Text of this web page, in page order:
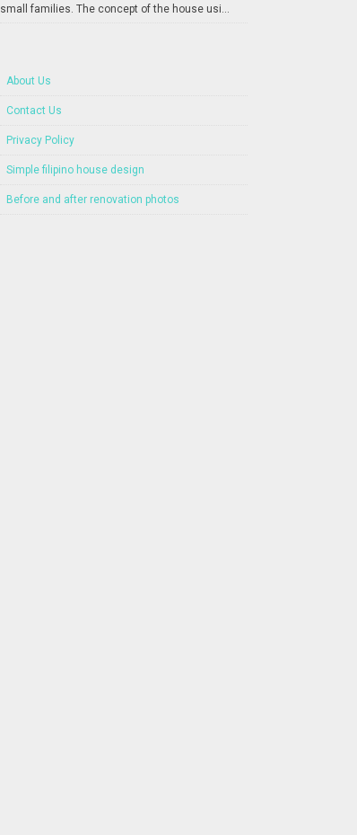
small families. The concept of the house usi...
About Us
Contact Us
Privacy Policy
Simple filipino house design
Before and after renovation photos